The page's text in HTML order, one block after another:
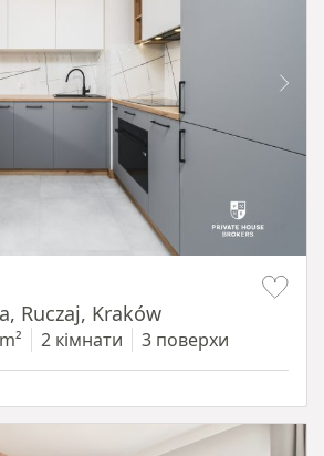
Ruczaj, Kraków
2 кімнати 3 поверхи